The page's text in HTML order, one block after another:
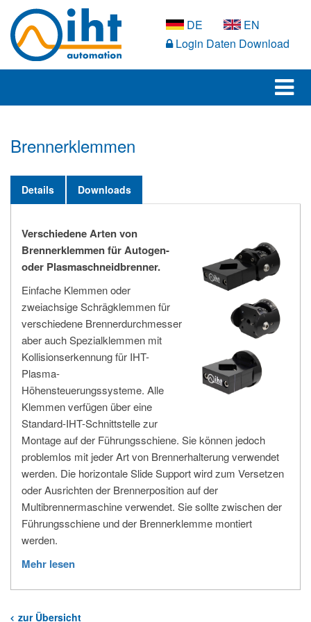
DE
EN
Login Daten Download
Brennerklemmen
Details Downloads
Verschiedene Arten von
Brennerklemmen für Autogen-
oder Plasmaschneidbrenner.
Einfache Klemmen oder
zweiachsige Schrägklemmen für
verschiedene Brennerdurchmesser
aber auch Spezialklemmen mit
Kollisionserkennung für IHT-
Plasma-
Höhensteuerungssysteme. Alle
Klemmen verfügen über eine
Standard-IHT-Schnittstelle zur
Montage auf der Führungsschiene. Sie können jedoch
problemlos mit jeder Art von Brennerhalterung verwendet
werden. Die horizontale Slide Support wird zum Versetzen
oder Ausrichten der Brennerposition auf der
Multibrennermaschine verwendet. Sie sollte zwischen der
Führungsschiene und der Brennerklemme montiert
werden.
Mehr lesen
zur Übersicht